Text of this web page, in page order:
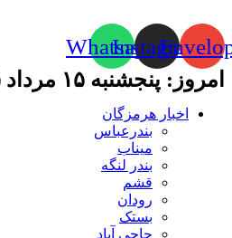
Instagram
Whatsapp
امروز: پنجشنبه ۱۵ مرداد ۱۴۰۵
اخبار هرمزگان
بندرعباس
میناب
بندر لنگه
قشم
رودان
بستک
حاجی آباد